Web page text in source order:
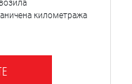
километража